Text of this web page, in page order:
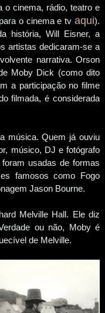
o cinema, rádio, teatro e
o cinema e tvaqui).
história, Will Eisner, a
artistas dedicaram-se a
narrativa. Orson
Moby Dick (como dito
a participação no filme
filmada, é considerada
música. Quem já ouviu
músico, DJ e fotógrafo
usadas de formas
famosos como Fogo
Jason Bourne.
Melville Hall. Ele diz
ou não, Moby é
de Melville.